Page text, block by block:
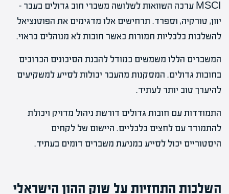
MSCI ערכה השוואות לשלושה משברי חוב גדולים בעבר –
יוון, טורקיה, וספרד. תרחישים אלו מדגימים את הפוטנציאל
להשלכות כלכליות חמורות כאשר חובות לא מנוהלים כראוי.
המשברים הללו משמשים כמודל להבנת הסיכונים הכרוכים
בחובות גדולים. המסקנות מהעבר יכולות לסייע למשקיעים
להיערך טוב יותר לעתיד.
התמודדות עם חובות גדולים דורשת ניהול מדויק ויכולת
להתמודד עם לחצים כלכליים. היישום של לקחים
היסטוריים יכול לסייע במניעת משברים דומים בעתיד.
השלכות התחזיות על שוק ההון הישראלי